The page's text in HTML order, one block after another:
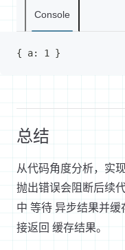
Console
{ a: 1 }
总结
从代码角度分析，实
抛出错误会阻断后续
中 等待 异步结果并缓
接返回 缓存结果。